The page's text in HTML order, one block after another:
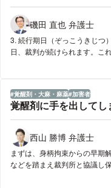
磯田 直也 弁護士
3. 続行期日（ぞっこうきじつ
日、裁判が続けられます。こ
ある事件では、何度も続行
が、証拠調べの結果に基づき
のくらいの刑罰（懲役〇年、
を述べます（求刑）。○弁護
が、証拠調べの結果に基づき
軽くすべき理由など）を主張
終陳述（さいしゅうちんじゅ
分の気持ちや意見を述べる機
（はんけつ）○被告人の最終
覚醒剤・大麻・麻薬 加害者
覚醒剤に手を出してし
西山 勝博 弁護士
まずは、身柄拘束からの早期
などを踏まえ裁判所と協議し
より、Tさんは自身の事業に